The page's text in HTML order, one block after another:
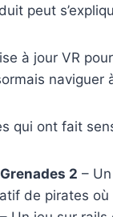
peut
à jour VR
qui ont fait
2 –
de pirates